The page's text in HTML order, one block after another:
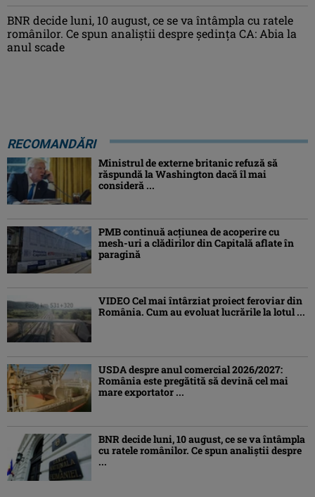
BNR decide luni, 10 august, ce se va întâmpla cu ratele
românilor. Ce spun analiștii despre ședința CA: Abia la
anul scade
RECOMANDĂRI
Ministrul de externe britanic refuză să
răspundă la Washington dacă îl mai
consideră ...
PMB continuă acțiunea de acoperire cu
mesh-uri a clădirilor din Capitală aflate în
paragină
VIDEO Cel mai întârziat proiect feroviar din
România. Cum au evoluat lucrările la lotul ...
USDA despre anul comercial 2026/2027:
România este pregătită să devină cel mai
mare exportator ...
BNR decide luni, 10 august, ce se va întâmpla
cu ratele românilor. Ce spun analiștii despre
...